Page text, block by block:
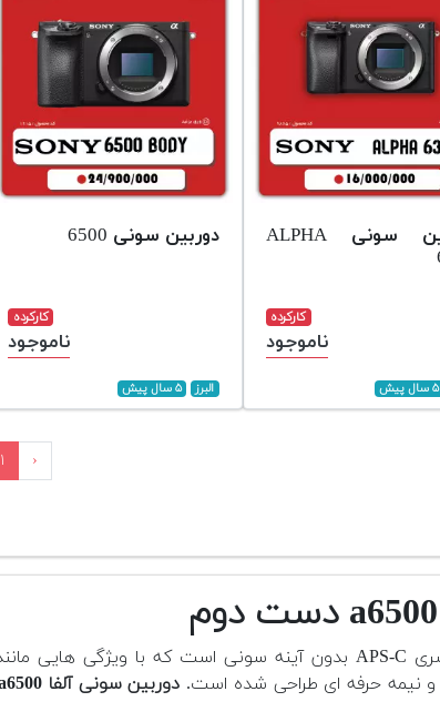
دوربین سونی ALPHA
کارکرده
ناموجود
۵ سال پیش
دوربین سونی 6500
کارکرده
ناموجود
البرز ۵ سال پیش
‹ ۱
دوربین سونی آلفا a6500